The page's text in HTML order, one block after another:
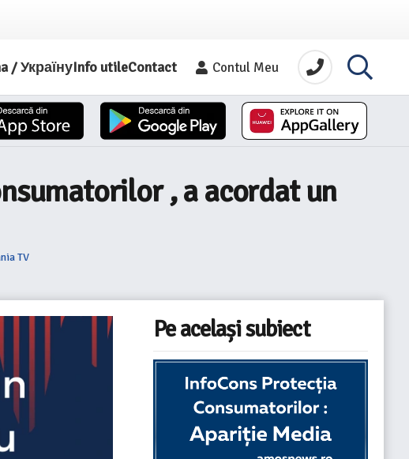
/ УкраїнуInfo utileContact Contul Meu
, a acordat un
TV
Pe același subiect